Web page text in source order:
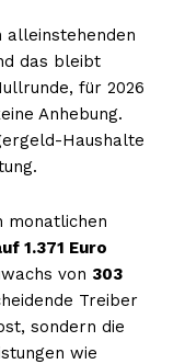
alleinstehenden
das bleibt
für 2026
Anhebung.
Haushalte
monatlichen
1.371 Euro
von 303
Treiber
sondern die
wie